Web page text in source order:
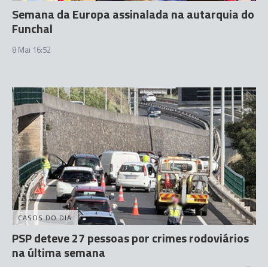
Semana da Europa assinalada na autarquia do
Funchal
8 Mai 16:52
CASOS DO DIA
PSP deteve 27 pessoas por crimes rodoviários
na última semana